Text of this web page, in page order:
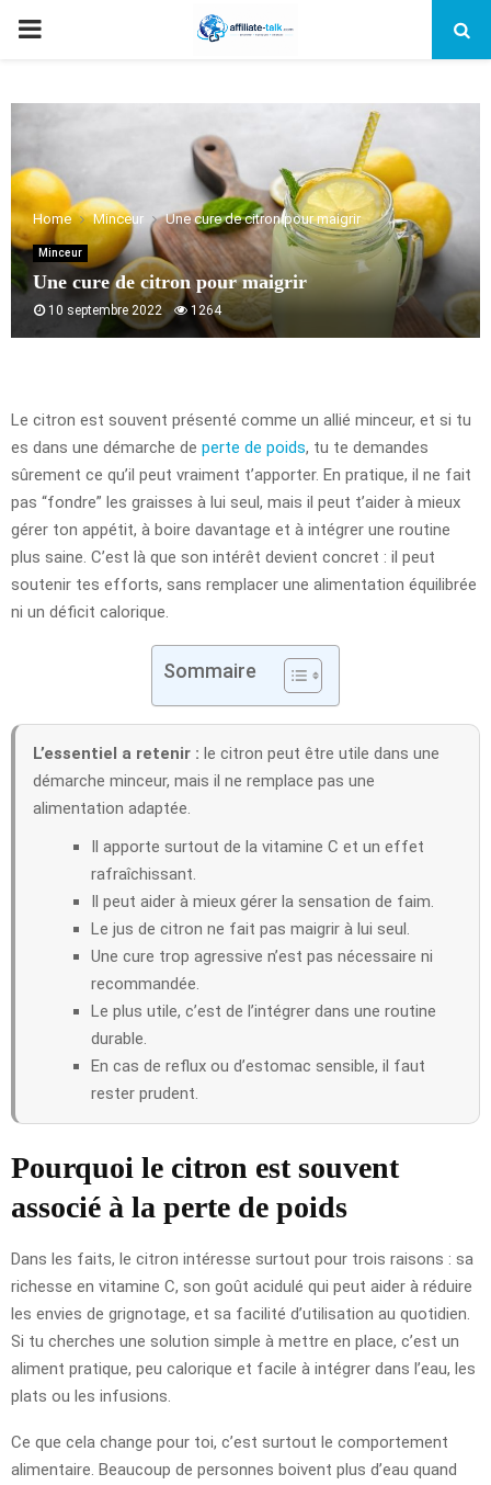
PRIMARY
Home Minceur Une cure de citron pour maigrir
Minceur
Une cure de citron pour maigrir
10 septembre 2022 1264
Le citron est souvent présenté comme un allié minceur, et si tu
es dans une démarche de perte de poids, tu te demandes
sûrement ce qu’il peut vraiment t’apporter. En pratique, il ne fait
pas “fondre” les graisses à lui seul, mais il peut t’aider à mieux
gérer ton appétit, à boire davantage et à intégrer une routine
plus saine. C’est là que son intérêt devient concret : il peut
soutenir tes efforts, sans remplacer une alimentation équilibrée
ni un déficit calorique.
Sommaire
L’essentiel a retenir : le citron peut être utile dans une
démarche minceur, mais il ne remplace pas une
alimentation adaptée.
Il apporte surtout de la vitamine C et un effet
rafraîchissant.
Il peut aider à mieux gérer la sensation de faim.
Le jus de citron ne fait pas maigrir à lui seul.
Une cure trop agressive n’est pas nécessaire ni
recommandée.
Le plus utile, c’est de l’intégrer dans une routine
durable.
En cas de reflux ou d’estomac sensible, il faut
rester prudent.
Pourquoi le citron est souvent
associé à la perte de poids
Dans les faits, le citron intéresse surtout pour trois raisons : sa
richesse en vitamine C, son goût acidulé qui peut aider à réduire
les envies de grignotage, et sa facilité d’utilisation au quotidien.
Si tu cherches une solution simple à mettre en place, c’est un
aliment pratique, peu calorique et facile à intégrer dans l’eau, les
plats ou les infusions.
Ce que cela change pour toi, c’est surtout le comportement
alimentaire. Beaucoup de personnes boivent plus d’eau quand